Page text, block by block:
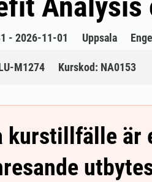
- 2026-11-01 Uppsala
M1274 Kurskod: NA0153
kurstillfälle är